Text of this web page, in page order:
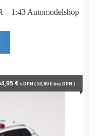
1:43 Automodelshop
€ s DPH (52,80€bez DPH )